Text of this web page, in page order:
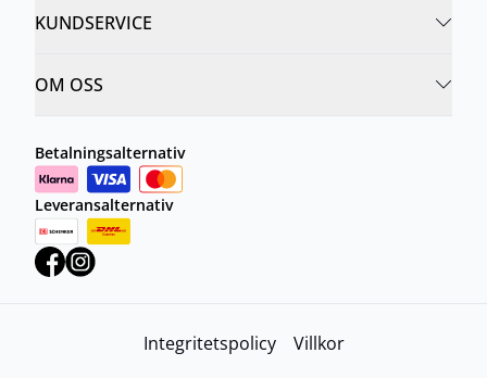
KUNDSERVICE
OM OSS
Betalningsalternativ
Leveransalternativ
Integritetspolicy Villkor